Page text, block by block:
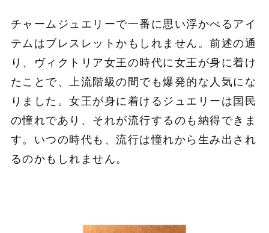
チャームジュエリーで一番に思い浮かべるアイ
テムはブレスレットかもしれません。前述の通
り、ヴィクトリア女王の時代に女王が身に着け
たことで、上流階級の間でも爆発的な人気にな
りました。女王が身に着けるジュエリーは国民
の憧れであり、それが流行するのも納得できま
す。いつの時代も、流行は憧れから生み出され
るのかもしれません。